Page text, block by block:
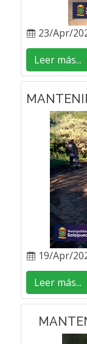
23/Apr/
Leer más...
19/Apr/
Leer más...